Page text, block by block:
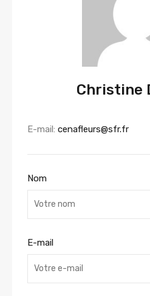
Christine
E-mail: cenafleurs@sfr.fr
Nom
E-mail